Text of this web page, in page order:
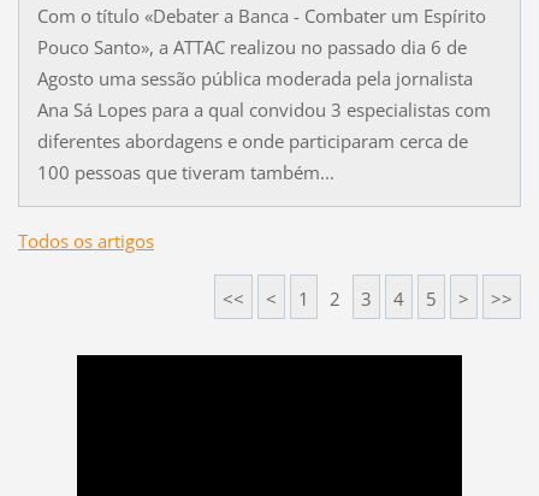
Com o título «Debater a Banca - Combater um Espírito
Pouco Santo», a ATTAC realizou no passado dia 6 de
Agosto uma sessão pública moderada pela jornalista
Ana Sá Lopes para a qual convidou 3 especialistas com
diferentes abordagens e onde participaram cerca de
100 pessoas que tiveram também...
Todos os artigos
<< < 1 2 3 4 5 > >>